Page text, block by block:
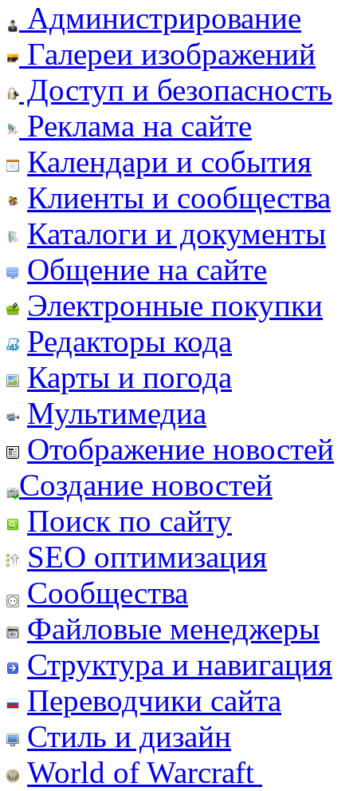
Администрирование
Галереи изображений
Доступ и безопасность
Реклама на сайте
Календари и события
Клиенты и сообщества
Каталоги и документы
Общение на сайте
Электронные покупки
Редакторы кода
Карты и погода
Мультимедиа
Отображение новостей
Создание новостей
Поиск по сайту
SEO оптимизация
Сообщества
Файловые менеджеры
Структура и навигация
Переводчики сайта
Стиль и дизайн
World of Warcraft